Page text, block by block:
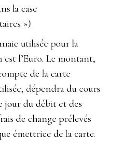
la case
»)
utilisée pour la
est l’Euro. Le montant,
de la carte
dépendra du cours
jour du débit et des
de change prélevés
émettrice de la carte.